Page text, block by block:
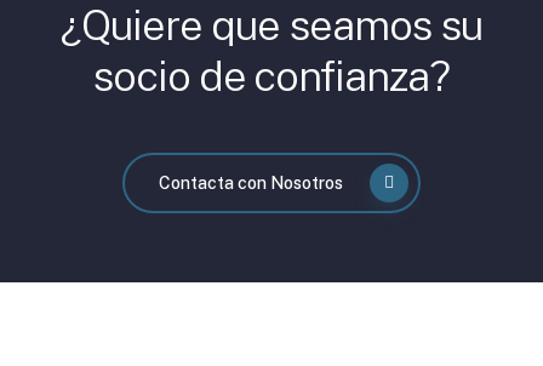
¿Quiere que seamos su
socio de confianza?
Contacta con Nosotros